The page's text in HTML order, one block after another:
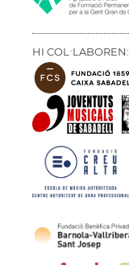
HI COL·LABOREN: